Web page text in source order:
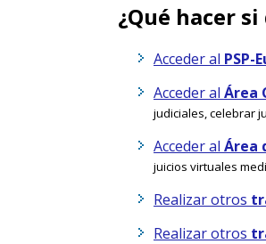
¿Qué hacer
Acceder al PSP-
Acceder al Área
judiciales, celebrar
Acceder al Área
juicios virtuales
Realizar otros
Realizar otros